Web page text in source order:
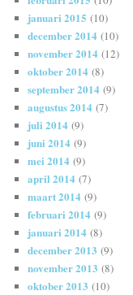
januari 2015 (10)
december 2014 (10)
november 2014 (12)
oktober 2014 (8)
september 2014 (9)
augustus 2014 (7)
juli 2014 (9)
juni 2014 (9)
mei 2014 (9)
april 2014 (7)
maart 2014 (9)
februari 2014 (9)
januari 2014 (8)
december 2013 (9)
november 2013 (8)
oktober 2013 (10)